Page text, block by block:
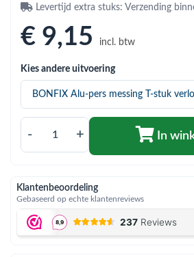
(Rookkanalen)
(Sanitair)
(Verwarming, kachels & ketels)
(Zonneboilersets & onderdelen)
(Warmtepompen en
Levertijd extra stuks: Verzending
€ 9,15 incl. btw
Kies andere uitvoering
- + In
Klantenbeoordeling
Gebaseerd op echte klantenreviews